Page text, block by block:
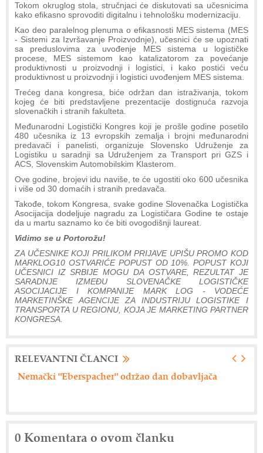
Tokom okruglog stola, stručnjaci će diskutovati sa učesnicima
kako efikasno sprovoditi digitalnu i tehnološku modernizaciju.
Kao deo paralelnog plenuma o efikasnosti MES sistema (MES
- Sistemi za Izvršavanje Proizvodnje), učesnici će se upoznati
sa preduslovima za uvođenje MES sistema u logističke
procese, MES sistemom kao katalizatorom za povećanje
produktivnosti u proizvodnji i logistici, i kako postići veću
produktivnost u proizvodnji i logistici uvođenjem MES sistema.
Trećeg dana kongresa, biće održan dan istraživanja, tokom
kojeg će biti predstavljene prezentacije dostignuća razvoja
slovenačkih i stranih fakulteta.
Međunarodni Logistički Kongres koji je prošle godine posetilo
480 učesnika iz 13 evropskih zemalja i brojni međunarodni
predavači i panelisti, organizuje Slovensko Udruženje za
Logistiku u saradnji sa Udruženjem za Transport pri GZS i
ACS, Slovenskim Automobilskim Klasterom.
Ove godine, brojevi idu naviše, te će ugostiti oko 600 učesnika
i više od 30 domaćih i stranih predavača.
Takođe, tokom Kongresa, svake godine Slovenačka Logistička
Asocijacija dodeljuje nagradu za Logističara Godine te ostaje
da u martu saznamo ko će biti ovogodišnji laureat.
Vidimo se u Portorožu!
ZA UČESNIKE KOJI PRILIKOM PRIJAVE UPIŠU PROMO KOD
MARKLOG10 OSTVARIĆE POPUST OD 10%. POPUST KOJI
UČESNICI IZ SRBIJE MOGU DA OSTVARE, REZULTAT JE
SARADNJE IZMEĐU SLOVENAČKE LOGISTIČKE
ASOCIJACIJE I KOMPANIJE MARK LOG - VODEĆE
MARKETINŠKE AGENCIJE ZA INDUSTRIJU LOGISTIKE I
TRANSPORTA U REGIONU, KOJA JE MARKETING PARTNER
KONGRESA.
RELEVANTNI ČLANCI
Axiom Tech d.o.o. - Siemensova rešenja
0 Komentara o ovom članku